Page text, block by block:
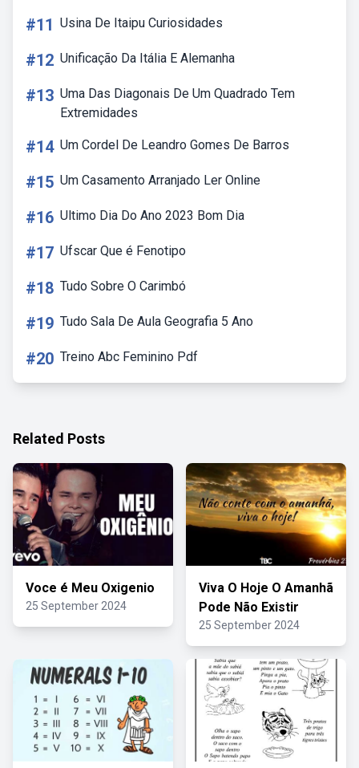
#11 Usina De Itaipu Curiosidades
#12 Unificação Da Itália E Alemanha
#13 Uma Das Diagonais De Um Quadrado Tem
Extremidades
#14 Um Cordel De Leandro Gomes De Barros
#15 Um Casamento Arranjado Ler Online
#16 Ultimo Dia Do Ano 2023 Bom Dia
#17 Ufscar Que é Fenotipo
#18 Tudo Sobre O Carimbó
#19 Tudo Sala De Aula Geografia 5 Ano
#20 Treino Abc Feminino Pdf
Related Posts
Voce é Meu Oxigenio
25 September 2024
Viva O Hoje O Amanhã
Pode Não Existir
25 September 2024